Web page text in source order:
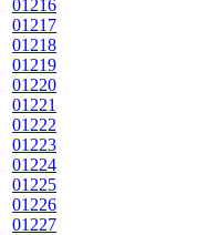
01216
01217
01218
01219
01220
01221
01222
01223
01224
01225
01226
01227